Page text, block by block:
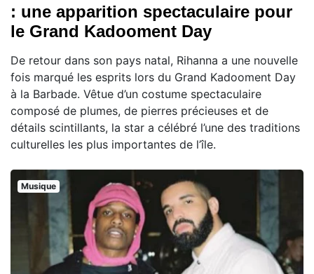
: une apparition spectaculaire pour
le Grand Kadooment Day
De retour dans son pays natal, Rihanna a une nouvelle
fois marqué les esprits lors du Grand Kadooment Day
à la Barbade. Vêtue d’un costume spectaculaire
composé de plumes, de pierres précieuses et de
détails scintillants, la star a célébré l’une des traditions
culturelles les plus importantes de l’île.
Musique